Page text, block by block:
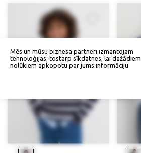
Mēs un mūsu biznesa partneri izmantojam
tehnoloģijas, tostarp sīkdatnes, lai dažādiem
nolūkiem apkopotu par jums informāciju